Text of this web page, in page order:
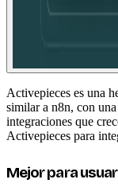
Activepieces es una
similar a n8n, con
integraciones que
Activepieces para
Mejor para